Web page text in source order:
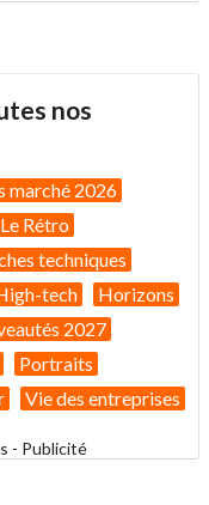
nos
marché 2026
Rétro
techniques
tech
Horizons
2027
Portraits
Vie des entreprises
- Publicité